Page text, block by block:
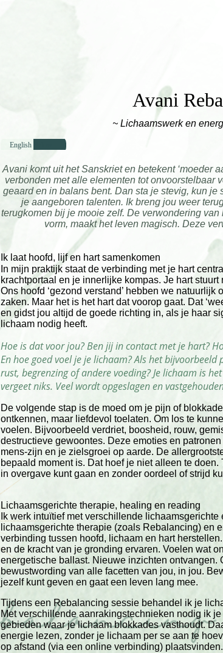
Avani
~ Lichaamswerk en
English Below...
Avani komt uit het Sanskriet en betekent ‘moeder
verbonden met alle elementen tot onvoorstelbaar
geaard en in balans bent. Dan sta je stevig, kun
je aangeboren talenten. Ik breng jou weer
terugkomen bij je mooie zelf. De verwondering
vorm, maakt het leven magisch. Deze
Ik laat hoofd, lijf en hart samenkomen
In mijn praktijk staat de verbinding met je hart
krachtportaal en je innerlijke kompas. Je hart
Ons hoofd ‘gezond verstand’ hebben we
zaken. Maar het is het hart dat voorop gaat. Dat
en gidst jou altijd de goede richting in, als je haar
lichaam nodig heeft.
Hoe is dat voor jou? Ben jij in contact met je hart?
En hoe goed voel je je lichaam? Als het
rust, begrenzing of andere voeding? Je lichaam is
vergeet niks. Veel wordt opgeslagen en
De volgende stap is de moed om je pijn of
ontkennen, maar liefdevol toelaten. Om los te
voelen. Bijvoorbeeld verdriet, boosheid, rouw,
destructieve gewoontes. Deze emoties en
mens-zijn en je zielsgroei op aarde. De
bepaald moment is. Dat hoef je niet alleen te
in overgave kunt gaan en zonder oordeel of strijd
Lichaamsgerichte therapie, healing en reading
Ik werk intuïtief met verschillende
lichaamsgerichte therapie (zoals Rebalancing) en
verbinding tussen hoofd, lichaam en hart
en de kracht van je gronding ervaren. Voelen wat
energetische ballast. Nieuwe inzichten ontvangen.
bewustwording van alle facetten van jou, in jou.
jezelf kunt geven en gaat een leven lang mee.
Tijdens een Rebalancing sessie behandel ik je
Met verschillende aanrakingstechnieken nodig ik
gebieden waar je lichaam blokkades vasthoudt.
energie lezen, zonder je lichaam per se aan te
op afstand (via een online verbinding) plaatsvinden.